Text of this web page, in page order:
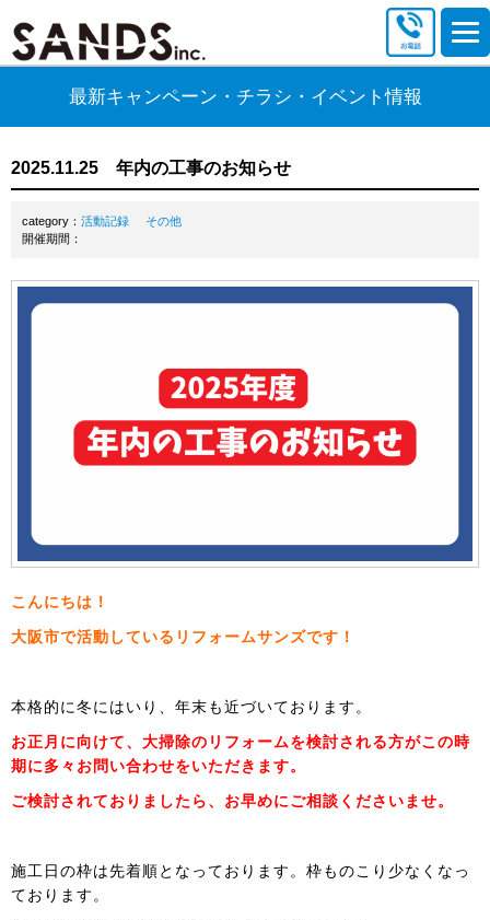
最新キャンペーン・チラシ・イベント情報
2025.11.25 年内の工事のお知らせ
category： 活動記録
その他
開催期間：
こんにちは！
大阪市で活動しているリフォームサンズです！
本格的に冬にはいり、年末も近づいております。
お正月に向けて、大掃除のリフォームを検討される方がこの時
期に多々お問い合わせをいただきます。
ご検討されておりましたら、お早めにご相談くださいませ。
施工日の枠は先着順となっております。枠ものこり少なくなっ
ております。